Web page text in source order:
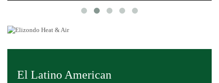
El Latino American